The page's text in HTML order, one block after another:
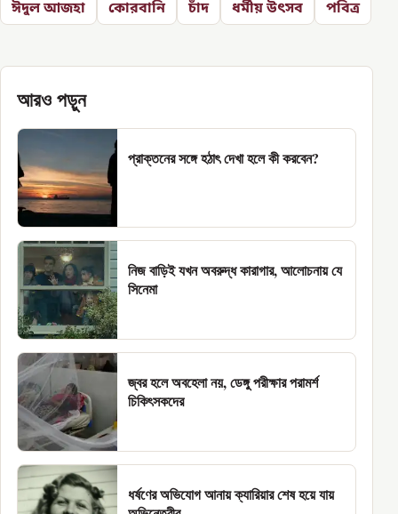
ঈদুল আজহা কোরবানি চাঁদ ধর্মীয় উৎসব পবিত্র
আরও পড়ুন
প্রাক্তনের সঙ্গে হঠাৎ দেখা হলে কী করবেন?
নিজ বাড়িই যখন অবরুদ্ধ কারাগার, আলোচনায় যে
সিনেমা
জ্বর হলে অবহেলা নয়, ডেঙ্গু পরীক্ষার পরামর্শ
চিকিৎসকদের
ধর্ষণের অভিযোগ আনায় ক্যারিয়ার শেষ হয়ে যায়